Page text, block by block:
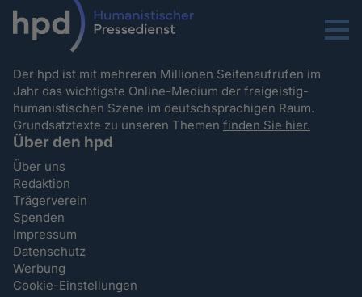
Menu
Der hpd ist mit mehreren Millionen Seitenaufrufen im
Jahr das wichtigste Online-Medium der freigeistig-
humanistischen Szene im deutschsprachigen Raum.
Grundsatztexte zu unseren Themenfinden Sie hier.
Über den hpd
Über uns
Redaktion
Trägerverein
Spenden
Impressum
Datenschutz
Werbung
Cookie-Einstellungen